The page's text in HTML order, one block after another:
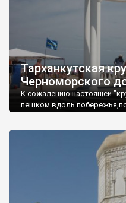
Тарханкутская
Черноморского
К сожалению настоящей
пешком вдоль